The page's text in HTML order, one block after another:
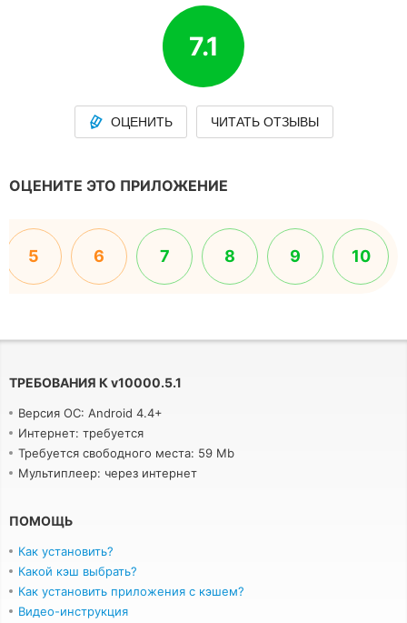
7.1
ОЦЕНИТЬ ЧИТАТЬ ОТЗЫВЫ
ОЦЕНИТЕ ЭТО ПРИЛОЖЕНИЕ
5 6 7 8 9 10
ТРЕБОВАНИЯ К v10000.5.1
Версия ОС: Android 4.4+
Интернет: требуется
Требуется свободного места: 59 Mb
Мультиплеер: через интернет
ПОМОЩЬ
Как установить?
Какой кэш выбрать?
Как установить приложения с кэшем?
Видео-инструкция